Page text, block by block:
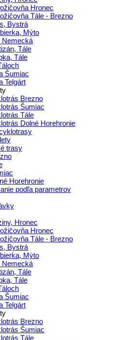
Hronec
Tále - Brezno
Bystrá
Mýto
Nemecká
Tále
Tále
Šumiac
Telgárt
Brezno
Šumiac
Tále
Dolné Horehronie
trasy
Horehronie
podľa parametrov
Hronec
Hronec
Tále - Brezno
Bystrá
Mýto
Nemecká
Tále
Tále
Šumiac
Telgárt
Brezno
Šumiac
Tále